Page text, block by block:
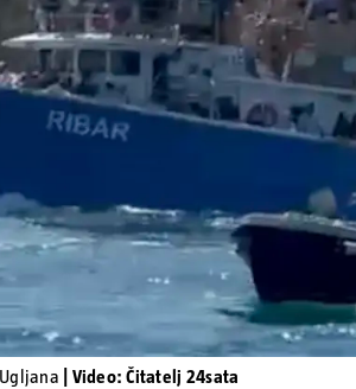
Pokretanje videa...
| Video: Čitatelj 24sata